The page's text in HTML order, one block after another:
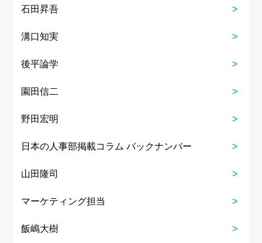
石田昇吾
溝口知実
後平論学
園田信二
野田宏明
日本の人事部掲載コラム バックナンバー
山田隆司
マーケティング担当
飯嶋大樹